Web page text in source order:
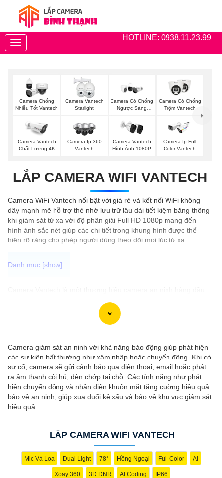
HOTLINE: 0938.11.23.99
Toggle
navigation
Camera Chống
Nhiễu Tốt Vantech
Camera Vantech
Starlight
Camera Có Chống
Ngược Sáng
Camera Có Chống
Trộm Vantech
Camera Vantech
Chất Lượng 4K
Camera Ip 360
Vantech
Camera Vantech
Hình Ảnh 1080P
Camera Ip Full
Color Vantech
LẮP CAMERA WIFI VANTECH
Camera WiFi Vantech nổi bật với giá rẻ và kết nối WiFi không
dây mạnh mẽ hỗ trợ thẻ nhớ lưu trữ lâu dài tiết kiệm băng thông
khi giám sát từ xa với độ phân giải Full HD 1080p mang đến
hình ảnh sắc nét giúp các chi tiết trong khung hình được thể
hiện rõ ràng cho phép người dùng theo dõi mọi lúc từ xa.
lượng cao để khẳng định an ninh và giám sát tốt cho ngôi nhà,
cửa hàng, văn phòng hoặc doanh nghiệp của bạn.
AHD, camera wifi, camera thông minh, và nhiều hơn nữa. Các
sản phẩm của Vantech được sản xuất theo tiêu chuẩn chất
lượng cao, đáng tin cậy và dễ sử dụng.
Điểm mạnh của Camera Vantech là chất lượng dịch vụ tốt và hỗ
trợ khách hàng chu đáo. Đội ngũ nhân viên kỹ thuật chuyên
nghiệp của Vantech sẽ giúp bạn lựa chọn giải pháp camera phù
hợp với nhu cầu và ngân sách của bạn.
ngôi nhà hoặc doanh nghiệp của mình, Camera Vantech Việt
Nam là một lựa chọn hàng đầu mà bạn có thể tin tưởng.
Camera giám sát an ninh với khả năng báo động giúp phát hiện
các sự kiện bất thường như xâm nhập hoặc chuyển động. Khi có
sự cố, camera sẽ gửi cảnh báo qua điện thoại, email hoặc phát
ra âm thanh còi hú, đèn chớp tại chỗ. Các tính năng như phát
hiện chuyển động và nhận diện khuôn mặt tăng cường hiệu quả
bảo vệ an ninh, giúp xua đuổi kẻ xấu và bảo vệ khu vực giám sát
hiệu quả.
LẮP CAMERA WIFI VANTECH
Mic Và Loa Dual Light 78° Hồng Ngoại Full Color AI
Xoay 360 3D DNR AI Coding IP66